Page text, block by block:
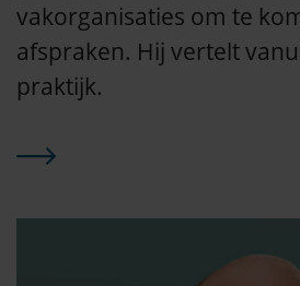
vakorganisaties om te
afspraken. Hij vertelt
praktijk.